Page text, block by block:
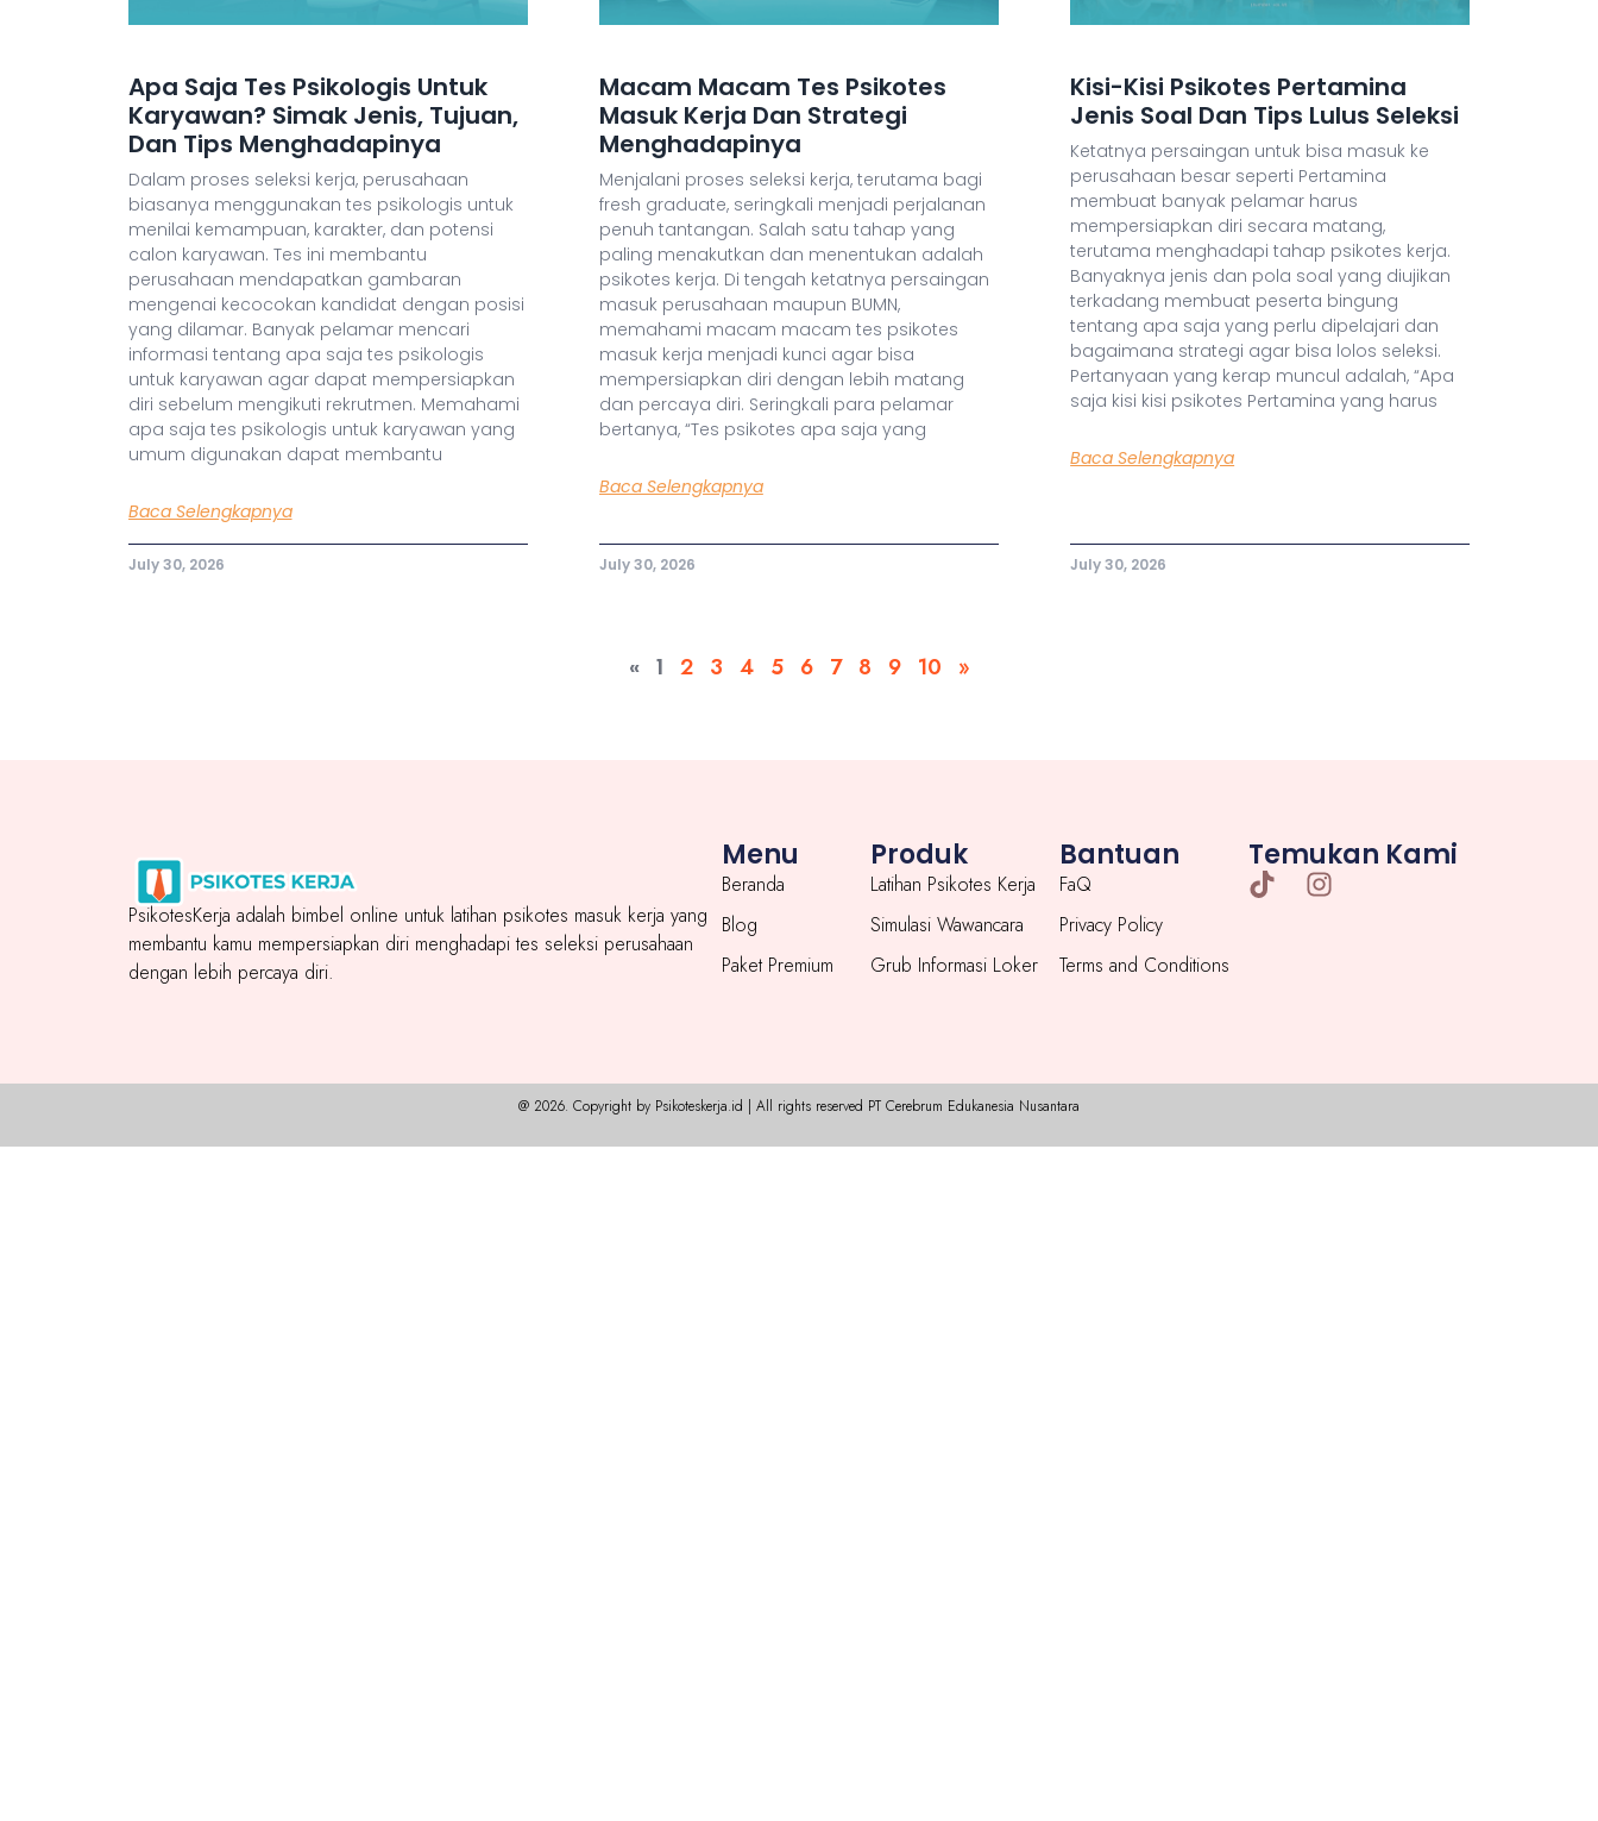
Apa Saja Tes Psikologis Untuk
Karyawan? Simak Jenis, Tujuan,
Dan Tips Menghadapinya
Dalam proses seleksi kerja, perusahaan
biasanya menggunakan tes psikologis untuk
menilai kemampuan, karakter, dan potensi
calon karyawan. Tes ini membantu
perusahaan mendapatkan gambaran
mengenai kecocokan kandidat dengan posisi
yang dilamar. Banyak pelamar mencari
informasi tentang apa saja tes psikologis
untuk karyawan agar dapat mempersiapkan
diri sebelum mengikuti rekrutmen. Memahami
apa saja tes psikologis untuk karyawan yang
umum digunakan dapat membantu
Baca Selengkapnya
July 30, 2026
Macam Macam Tes Psikotes
Masuk Kerja Dan Strategi
Menghadapinya
Menjalani proses seleksi kerja, terutama bagi
fresh graduate, seringkali menjadi perjalanan
penuh tantangan. Salah satu tahap yang
paling menakutkan dan menentukan adalah
psikotes kerja. Di tengah ketatnya persaingan
masuk perusahaan maupun BUMN,
memahami macam macam tes psikotes
masuk kerja menjadi kunci agar bisa
mempersiapkan diri dengan lebih matang
dan percaya diri. Seringkali para pelamar
bertanya, “Tes psikotes apa saja yang
Baca Selengkapnya
July 30, 2026
Kisi-Kisi Psikotes Pertamina
Jenis Soal Dan Tips Lulus Seleksi
Ketatnya persaingan untuk bisa masuk ke
perusahaan besar seperti Pertamina
membuat banyak pelamar harus
mempersiapkan diri secara matang,
terutama menghadapi tahap psikotes kerja.
Banyaknya jenis dan pola soal yang diujikan
terkadang membuat peserta bingung
tentang apa saja yang perlu dipelajari dan
bagaimana strategi agar bisa lolos seleksi.
Pertanyaan yang kerap muncul adalah, “Apa
saja kisi kisi psikotes Pertamina yang harus
Baca Selengkapnya
July 30, 2026
« 1 2 3 4 5 6 7 8 9 10 »
PsikotesKerja adalah bimbel online untuk latihan psikotes masuk kerja yang
membantu kamu mempersiapkan diri menghadapi tes seleksi perusahaan
dengan lebih percaya diri.
Menu
Beranda
Blog
Paket Premium
Produk
Latihan Psikotes Kerja
Simulasi Wawancara
Grub Informasi Loker
Bantuan
FaQ
Privacy Policy
Terms and Conditions
Temukan Kami
@ 2026. Copyright by Psikoteskerja.id | All rights reserved PT Cerebrum Edukanesia Nusantara​